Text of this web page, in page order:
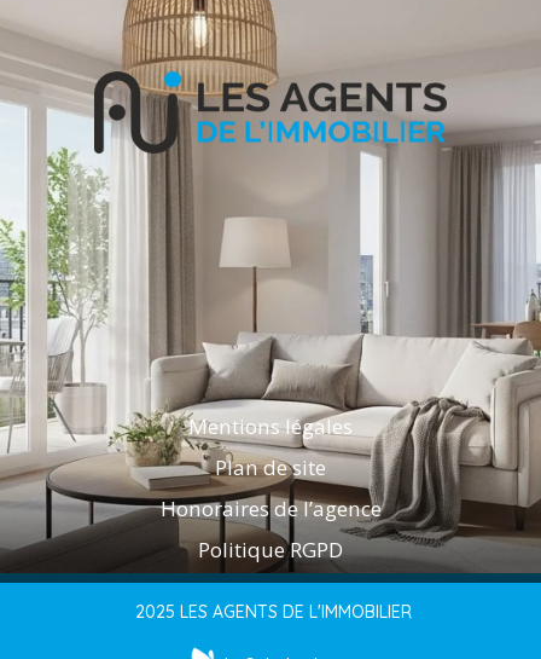
Mentions légales
Plan de site
Honoraires de l’agence
Politique RGPD
2025 LES AGENTS DE L'IMMOBILIER